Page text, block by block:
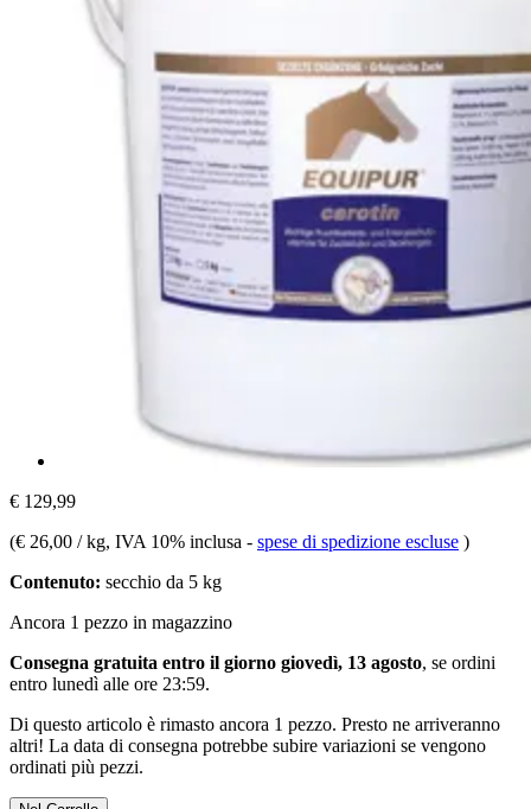
€ 129,99
(€ 26,00 / kg, IVA 10% inclusa - spese di spedizione escluse )
Contenuto: secchio da 5 kg
Ancora 1 pezzo in magazzino
Consegna gratuita entro il giorno giovedì, 13 agosto, se ordini
entro lunedì alle ore 23:59.
Di questo articolo è rimasto ancora 1 pezzo. Presto ne arriveranno
altri! La data di consegna potrebbe subire variazioni se vengono
ordinati più pezzi.